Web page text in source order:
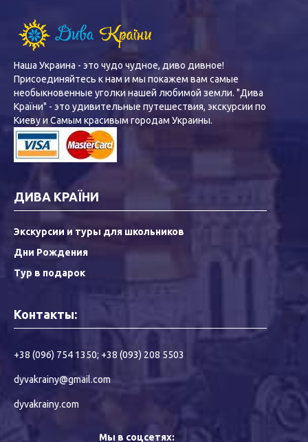
Наша Украина - это чудо чудное, диво дивное!
Присоединяйтесь к нам и мы покажем вам самые
необыкновенные уголки нашей любимой земли. "Дива
Країни" - это удивительные путешествия, экскурсии по
Киеву и Самым красивым городам Украины.
ДИВА КРАЇНИ
Экскурсии и туры для школьников
Дни Рождения
Тур в подарок
Контакты:
+38 (096) 754 1350; +38 (093) 208 5503
dyvakrainy@gmail.com
dyvakrainy.com
Мы в соцсетях: